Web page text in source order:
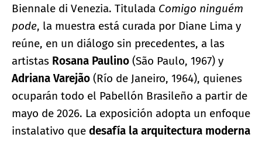
Biennale di Venezia. Titulada Comigo ninguém
pode, la muestra está curada por Diane Lima y
reúne, en un diálogo sin precedentes, a las
artistas Rosana Paulino (São Paulo, 1967) y
Adriana Varejão (Río de Janeiro, 1964), quienes
ocuparán todo el Pabellón Brasileño a partir de
mayo de 2026. La exposición adopta un enfoque
instalativo que desafía la arquitectura moderna